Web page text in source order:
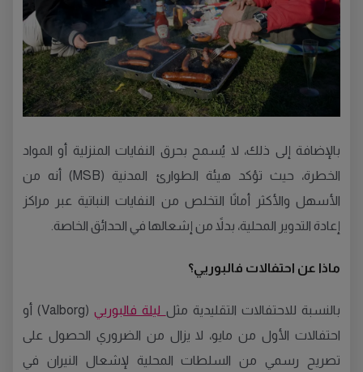
بالإضافة إلى ذلك، لا يُسمح بحرق النفايات المنزلية أو المواد
الخطرة، حيث تؤكد هيئة الطوارئ المدنية (MSB) أنه من
الأسهل والأكثر أمانًا التخلص من النفايات النباتية عبر مراكز
إعادة التدوير المحلية، بدلاً من إشعالها في الحدائق الخاصة.
ماذا عن احتفالات فالبوريي؟
بالنسبة للاحتفالات التقليدية مثل ليلة فالبوريي
(Valborg) أو
احتفالات الأول من مايو، لا يزال من الضروري الحصول على
تصريح رسمي من السلطات المحلية لإشعال النيران في